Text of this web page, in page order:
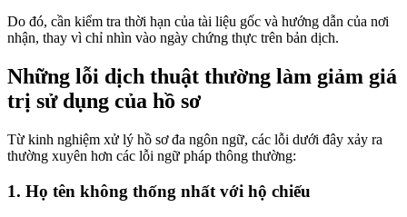
Do đó, cần kiểm tra thời hạn của tài liệu gốc và hướng dẫn của nơi
nhận, thay vì chỉ nhìn vào ngày chứng thực trên bản dịch.
Những lỗi dịch thuật thường làm giảm giá
trị sử dụng của hồ sơ
Từ kinh nghiệm xử lý hồ sơ đa ngôn ngữ, các lỗi dưới đây xảy ra
thường xuyên hơn các lỗi ngữ pháp thông thường:
1. Họ tên không thống nhất với hộ chiếu